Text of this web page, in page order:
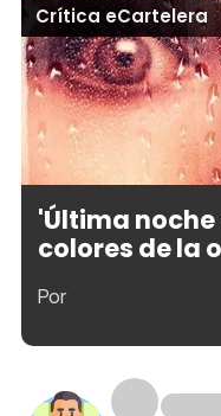
Crítica eCartelera
'Última noche
colores de la
Por